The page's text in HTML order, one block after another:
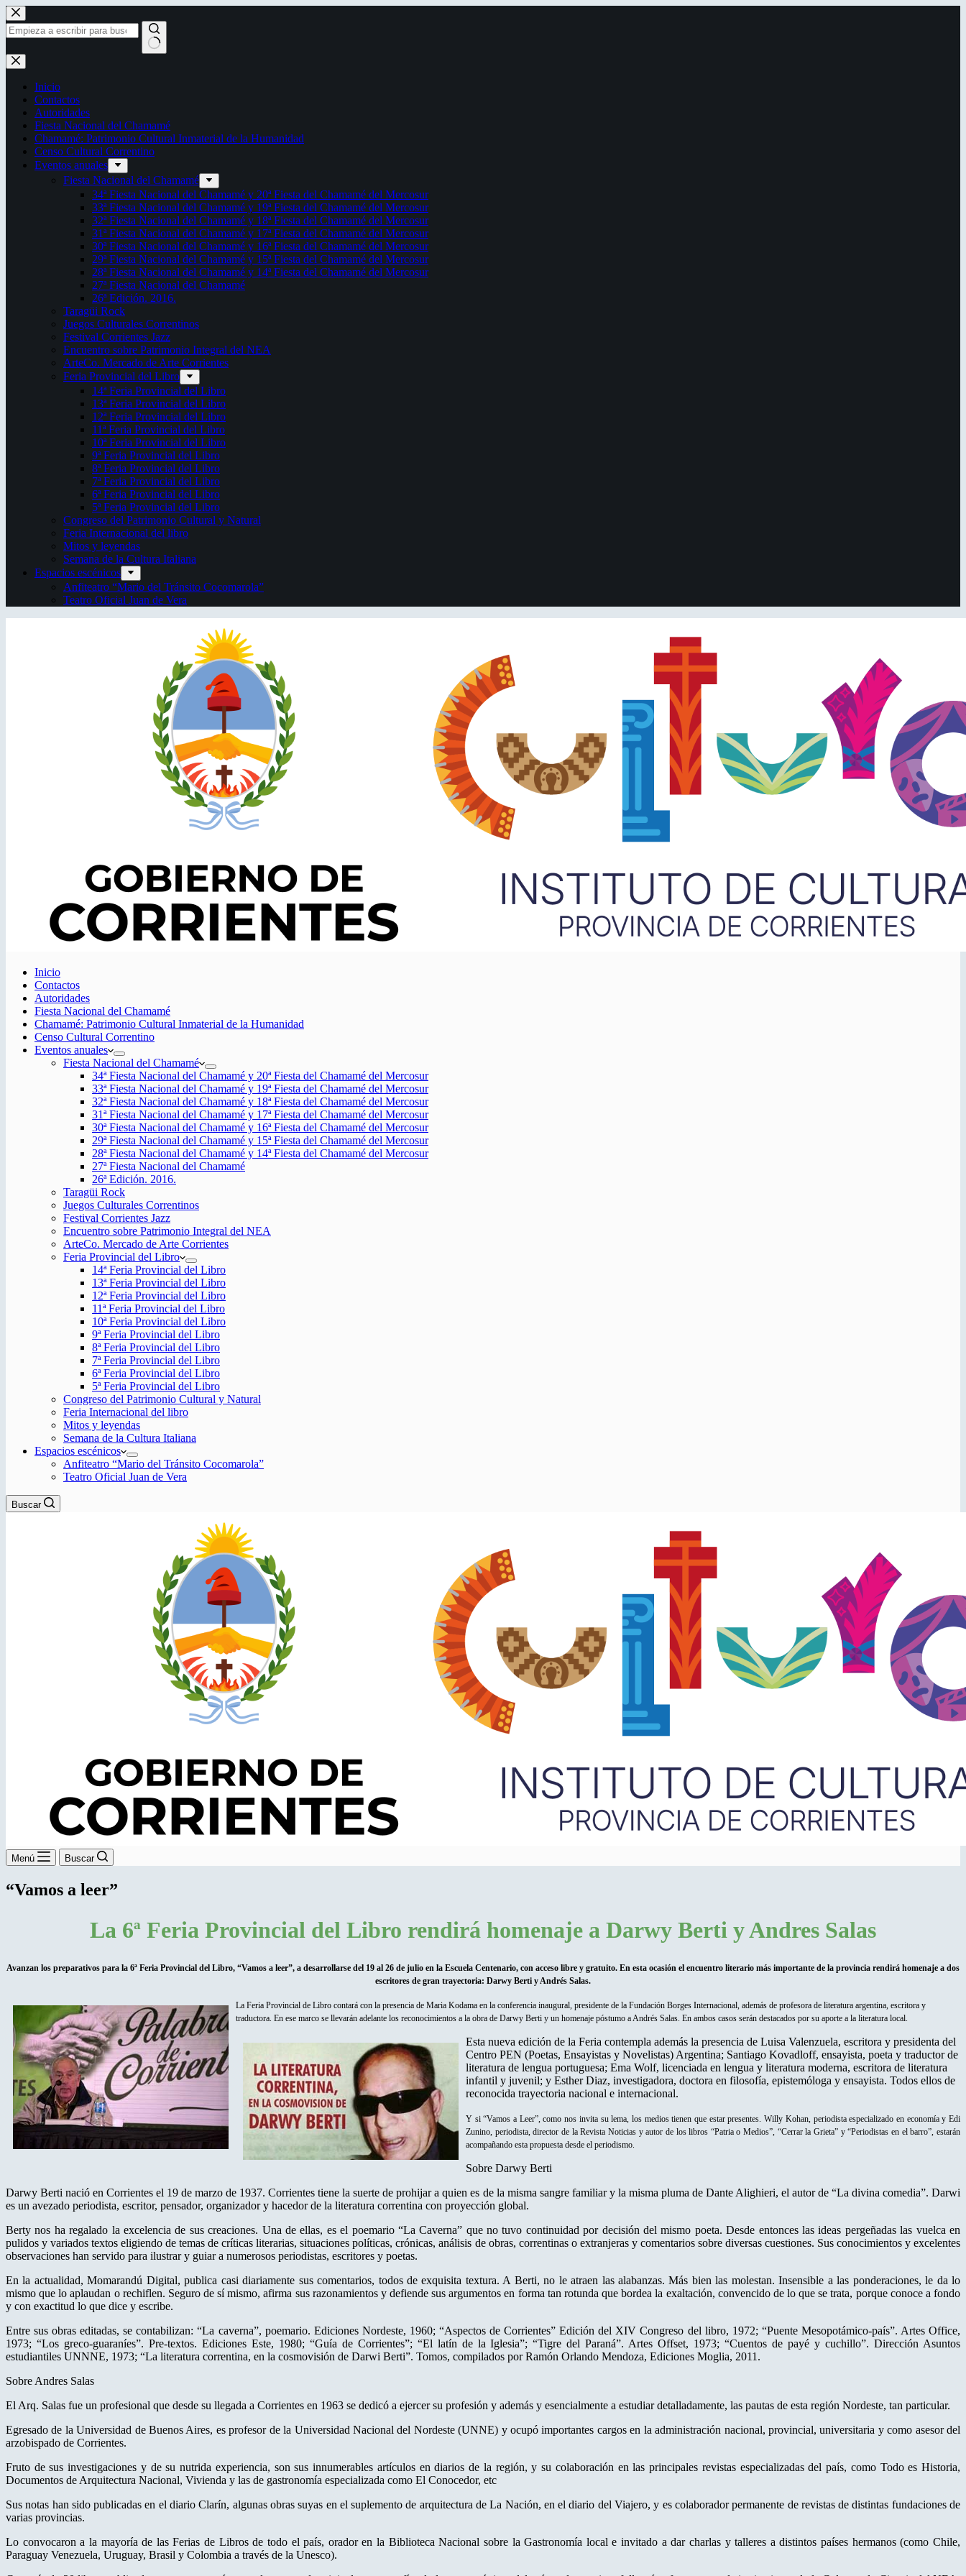
Saltar
al
contenido
Sin
resultados
Inicio
Contactos
Autoridades
Fiesta Nacional del Chamamé
Chamamé: Patrimonio Cultural Inmaterial de la Humanidad
Censo Cultural Correntino
Eventos anuales
Fiesta Nacional del Chamamé
34ª Fiesta Nacional del Chamamé y 20ª Fiesta del Chamamé del Mercosur
33ª Fiesta Nacional del Chamamé y 19ª Fiesta del Chamamé del Mercosur
32ª Fiesta Nacional del Chamamé y 18ª Fiesta del Chamamé del Mercosur
31ª Fiesta Nacional del Chamamé y 17ª Fiesta del Chamamé del Mercosur
30ª Fiesta Nacional del Chamamé y 16ª Fiesta del Chamamé del Mercosur
29ª Fiesta Nacional del Chamamé y 15ª Fiesta del Chamamé del Mercosur
28ª Fiesta Nacional del Chamamé y 14ª Fiesta del Chamamé del Mercosur
27ª Fiesta Nacional del Chamamé
26ª Edición. 2016.
Taragüi Rock
Juegos Culturales Correntinos
Festival Corrientes Jazz
Encuentro sobre Patrimonio Integral del NEA
ArteCo. Mercado de Arte Corrientes
Feria Provincial del Libro
14ª Feria Provincial del Libro
13ª Feria Provincial del Libro
12ª Feria Provincial del Libro
11ª Feria Provincial del Libro
10ª Feria Provincial del Libro
9ª Feria Provincial del Libro
8ª Feria Provincial del Libro
7ª Feria Provincial del Libro
6ª Feria Provincial del Libro
5ª Feria Provincial del Libro
Congreso del Patrimonio Cultural y Natural
Feria Internacional del libro
Mitos y leyendas
Semana de la Cultura Italiana
Espacios escénicos
Anfiteatro “Mario del Tránsito Cocomarola”
Teatro Oficial Juan de Vera
Inicio
Contactos
Autoridades
Fiesta Nacional del Chamamé
Chamamé: Patrimonio Cultural Inmaterial de la Humanidad
Censo Cultural Correntino
Eventos anuales
Fiesta Nacional del Chamamé
34ª Fiesta Nacional del Chamamé y 20ª Fiesta del Chamamé del Mercosur
33ª Fiesta Nacional del Chamamé y 19ª Fiesta del Chamamé del Mercosur
32ª Fiesta Nacional del Chamamé y 18ª Fiesta del Chamamé del Mercosur
31ª Fiesta Nacional del Chamamé y 17ª Fiesta del Chamamé del Mercosur
30ª Fiesta Nacional del Chamamé y 16ª Fiesta del Chamamé del Mercosur
29ª Fiesta Nacional del Chamamé y 15ª Fiesta del Chamamé del Mercosur
28ª Fiesta Nacional del Chamamé y 14ª Fiesta del Chamamé del Mercosur
27ª Fiesta Nacional del Chamamé
26ª Edición. 2016.
Taragüi Rock
Juegos Culturales Correntinos
Festival Corrientes Jazz
Encuentro sobre Patrimonio Integral del NEA
ArteCo. Mercado de Arte Corrientes
Feria Provincial del Libro
14ª Feria Provincial del Libro
13ª Feria Provincial del Libro
12ª Feria Provincial del Libro
11ª Feria Provincial del Libro
10ª Feria Provincial del Libro
9ª Feria Provincial del Libro
8ª Feria Provincial del Libro
7ª Feria Provincial del Libro
6ª Feria Provincial del Libro
5ª Feria Provincial del Libro
Congreso del Patrimonio Cultural y Natural
Feria Internacional del libro
Mitos y leyendas
Semana de la Cultura Italiana
Espacios escénicos
Anfiteatro “Mario del Tránsito Cocomarola”
Teatro Oficial Juan de Vera
Buscar
Menú Buscar
“Vamos a leer”
La 6ª Feria Provincial del Libro rendirá homenaje a Darwy Berti y Andres Salas
Avanzan los preparativos para la 6ª Feria Provincial del Libro, “Vamos a leer”, a desarrollarse del 19 al 26 de julio en la Escuela Centenario, con acceso libre y gratuito. En esta ocasión el encuentro literario más importante de la provincia rendirá homenaje a dos
escritores de gran trayectoria: Darwy Berti y Andrés Salas.
La Feria Provincial de Libro contará con la presencia de Maria Kodama en la conferencia inaugural, presidente de la Fundación Borges Internacional, además de profesora de literatura argentina, escritora y
traductora. En ese marco se llevarán adelante los reconocimientos a la obra de Darwy Berti y un homenaje póstumo a Andrés Salas. En ambos casos serán destacados por su aporte a la literatura local.
Esta nueva edición de la Feria contempla además la presencia de Luisa Valenzuela, escritora y presidenta del
Centro PEN (Poetas, Ensayistas y Novelistas) Argentina; Santiago Kovadloff, ensayista, poeta y traductor de
literatura de lengua portuguesa; Ema Wolf, licenciada en lengua y literatura moderna, escritora de literatura
infantil y juvenil; y Esther Diaz, investigadora, doctora en filosofía, epistemóloga y ensayista. Todos ellos de
reconocida trayectoria nacional e internacional.
Y si “Vamos a Leer”, como nos invita su lema, los medios tienen que estar presentes. Willy Kohan, periodista especializado en economía y Edi
Zunino, periodista, director de la Revista Noticias y autor de los libros “Patria o Medios”, “Cerrar la Grieta” y “Periodistas en el barro”, estarán
acompañando esta propuesta desde el periodismo.
Sobre Darwy Berti
Darwy Berti nació en Corrientes el 19 de marzo de 1937. Corrientes tiene la suerte de prohijar a quien es de la misma sangre familiar y la misma pluma de Dante Alighieri, el autor de “La divina comedia”. Darwi
es un avezado periodista, escritor, pensador, organizador y hacedor de la literatura correntina con proyección global.
Berty nos ha regalado la excelencia de sus creaciones. Una de ellas, es el poemario “La Caverna” que no tuvo continuidad por decisión del mismo poeta. Desde entonces las ideas pergeñadas las vuelca en
pulidos y variados textos eligiendo de temas de críticas literarias, situaciones políticas, crónicas, análisis de obras, correntinas o extranjeras y comentarios sobre diversas cuestiones. Sus conocimientos y excelentes
observaciones han servido para ilustrar y guiar a numerosos periodistas, escritores y poetas.
En la actualidad, Momarandú Digital, publica casi diariamente sus comentarios, todos de exquisita textura. A Berti, no le atraen las alabanzas. Más bien las molestan. Insensible a las ponderaciones, le da lo
mismo que lo aplaudan o rechiflen. Seguro de sí mismo, afirma sus razonamientos y defiende sus argumentos en forma tan rotunda que bordea la exaltación, convencido de lo que se trata, porque conoce a fondo
y con exactitud lo que dice y escribe.
Entre sus obras editadas, se contabilizan: “La caverna”, poemario. Ediciones Nordeste, 1960; “Aspectos de Corrientes” Edición del XIV Congreso del libro, 1972; “Puente Mesopotámico-país”. Artes Office,
1973; “Los greco-guaraníes”. Pre-textos. Ediciones Este, 1980; “Guía de Corrientes”; “El latín de la Iglesia”; “Tigre del Paraná”. Artes Offset, 1973; “Cuentos de payé y cuchillo”. Dirección Asuntos
estudiantiles UNNNE, 1973; “La literatura correntina, en la cosmovisión de Darwi Berti”. Tomos, compilados por Ramón Orlando Mendoza, Ediciones Moglia, 2011.
Sobre Andres Salas
El Arq. Salas fue un profesional que desde su llegada a Corrientes en 1963 se dedicó a ejercer su profesión y además y esencialmente a estudiar detalladamente, las pautas de esta región Nordeste, tan particular.
Egresado de la Universidad de Buenos Aires, es profesor de la Universidad Nacional del Nordeste (UNNE) y ocupó importantes cargos en la administración nacional, provincial, universitaria y como asesor del
arzobispado de Corrientes.
Fruto de sus investigaciones y de su nutrida experiencia, son sus innumerables artículos en diarios de la región, y su colaboración en las principales revistas especializadas del país, como Todo es Historia,
Documentos de Arquitectura Nacional, Vivienda y las de gastronomía especializada como El Conocedor, etc
Sus notas han sido publicadas en el diario Clarín, algunas obras suyas en el suplemento de arquitectura de La Nación, en el diario del Viajero, y es colaborador permanente de revistas de distintas fundaciones de
varias provincias.
Lo convocaron a la mayoría de las Ferias de Libros de todo el país, orador en la Biblioteca Nacional sobre la Gastronomía local e invitado a dar charlas y talleres a distintos países hermanos (como Chile,
Paraguay Venezuela, Uruguay, Brasil y Colombia a través de la Unesco).